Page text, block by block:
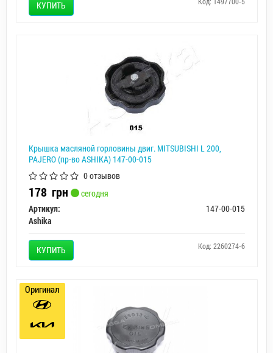
КУПИТЬ
Крышка масляной горловины двиг. MITSUBISHI L 200,
PAJERO (пр-во ASHIKA) 147-00-015
0 отзывов
178 грн
сегодня
Артикул:
147-00-015
Ashika
КУПИТЬ Код: 2260274-6
Оригинал